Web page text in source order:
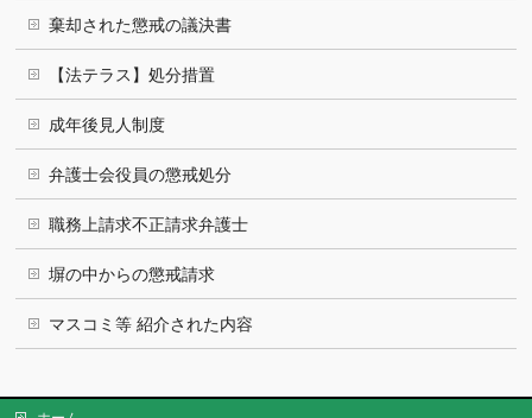
棄却された懲戒の議決書
【法テラス】処分措置
成年後見人制度
弁護士会役員の懲戒処分
職務上請求不正請求弁護士
塀の中からの懲戒請求
マスコミ等 紹介された内容